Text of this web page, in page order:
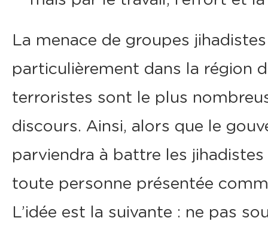
La menace de groupes jihadistes
particulièrement dans la région
terroristes sont le plus
discours. Ainsi, alors que le
parviendra à battre les jihadistes
toute personne présentée
L’idée est la suivante : ne pas